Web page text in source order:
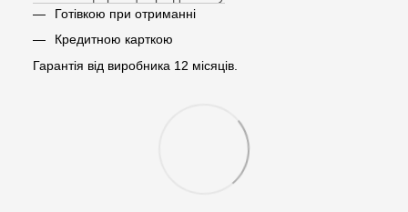
Готівкою при отриманні
Кредитною карткою
Гарантія від виробника 12 місяців.